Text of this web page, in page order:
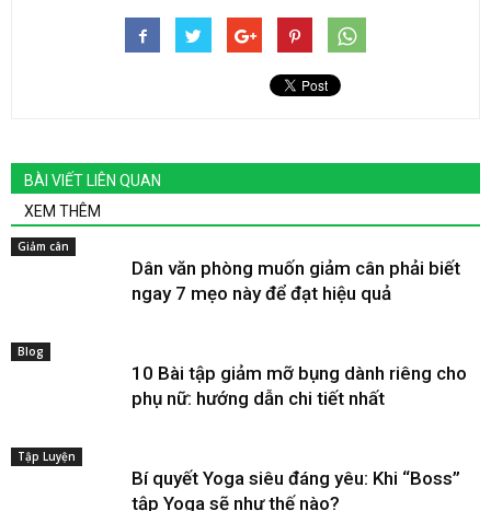
BÀI VIẾT LIÊN QUAN
XEM THÊM
Giảm cân
Dân văn phòng muốn giảm cân phải biết
ngay 7 mẹo này để đạt hiệu quả
Blog
10 Bài tập giảm mỡ bụng dành riêng cho
phụ nữ: hướng dẫn chi tiết nhất
Tập Luyện
Bí quyết Yoga siêu đáng yêu: Khi “Boss”
tập Yoga sẽ như thế nào?